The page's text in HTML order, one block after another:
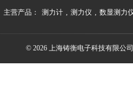
主营产品： 测力计 , 测力仪 , 数显测力
© 2026 上海铸衡电子科技有限公